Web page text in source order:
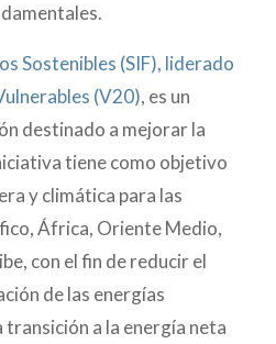
Sostenibles (SIF), liderado
(V20), es un
destinado a mejorar la
tiene como objetivo
y climática para las
África, Oriente Medio,
con el fin de reducir el
de las energías
a la energía neta